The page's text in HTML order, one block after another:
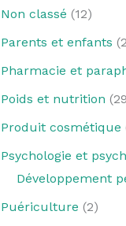
Non classé (12)
Parents et enfants
Pharmacie et
Poids et nutrition
Produit cosmétique
Psychologie et
Développement
Puériculture (2)